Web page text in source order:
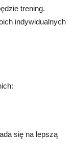
trening.
indywidualnych
się na lepszą